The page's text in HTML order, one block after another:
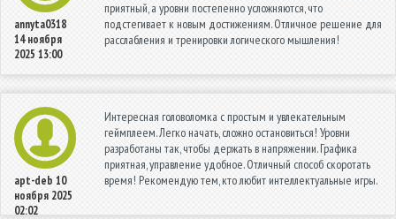
annyta0318
14 ноября
2025 13:00
приятный, а уровни постепенно усложняются, что
подстегивает к новым достижениям. Отличное решение для
расслабления и тренировки логического мышления!
apt-deb 10
ноября 2025
02:02
Интересная головоломка с простым и увлекательным
геймплеем. Легко начать, сложно остановиться! Уровни
разработаны так, чтобы держать в напряжении. Графика
приятная, управление удобное. Отличный способ скоротать
время! Рекомендую тем, кто любит интеллектуальные игры.